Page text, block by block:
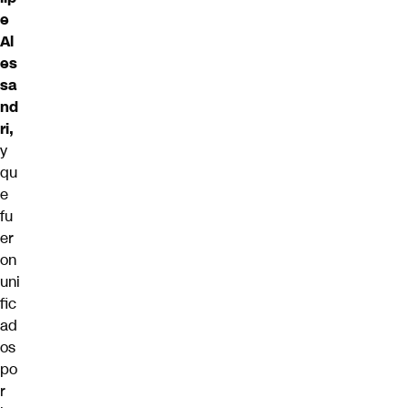
e
Al
es
sa
nd
ri,
y
qu
e
fu
er
on
uni
fic
ad
os
po
r